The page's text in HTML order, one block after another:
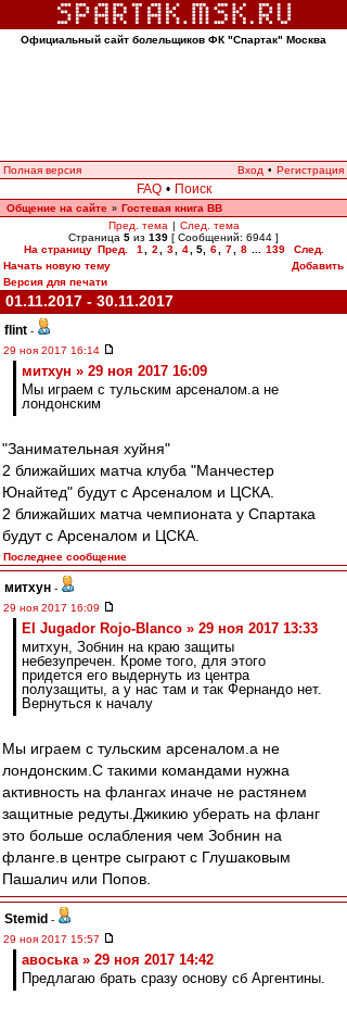
Официальный сайт болельщиков ФК "Спартак" Москва
Полная версия Вход • Регистрация
FAQ • Поиск
Общение на сайте » Гостевая книга ВВ
Пред. тема | След. тема
Страница 5 из 139 [ Сообщений: 6944 ]
На страницу Пред. 1 2 3 4 5, 6 7 8 139
След.
Начать новую тему
Добавить
Версия для печати
01.11.2017 - 30.11.2017
flint -
29 ноя 2017 16:14
митхун » 29 ноя 2017 16:09
Мы играем с тульским арсеналом.а не
лондонским
"Занимательная хуйня"
2 ближайших матча клуба "Манчестер
Юнайтед" будут с Арсеналом и ЦСКА.
2 ближайших матча чемпионата у Спартака
будут с Арсеналом и ЦСКА.
Последнее сообщение
митхун -
29 ноя 2017 16:09
El Jugador Rojo-Blanco » 29 ноя 2017 13:33
митхун, Зобнин на краю защиты
небезупречен. Кроме того, для этого
придется его выдернуть из центра
полузащиты, а у нас там и так Фернандо нет.
Вернуться к началу
Мы играем с тульским арсеналом.а не
лондонским.С такими командами нужна
активность на флангах иначе не растянем
защитные редуты.Джикию уберать на фланг
это больше ослабления чем Зобнин на
фланге.в центре сыграют с Глушаковым
Пашалич или Попов.
Stemid -
29 ноя 2017 15:57
авоська » 29 ноя 2017 14:42
Предлагаю брать сразу основу сб Аргентины.